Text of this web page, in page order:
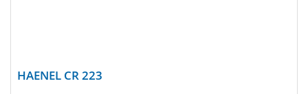
HAENEL CR 223